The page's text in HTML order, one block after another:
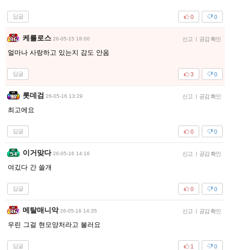
답글 0
0
케를로스 26-05-15 18:00 신고 | 공감 확인
얼마나 사랑하고 있는지 감도 안옴
답글 0
3
롯데검 26-05-16 13:29 신고 | 공감 확인
최고에요
답글 0
0
이거맞다 26-05-16 14:16 신고 | 공감 확인
여깄다 간 쓸개
답글 0
0
메탈매니악 26-05-16 14:35 신고 | 공감 확인
우린 그걸 현모양처라고 불러요
답글 0
1